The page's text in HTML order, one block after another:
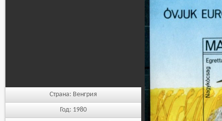
Страна: Венгрия
Год: 1980